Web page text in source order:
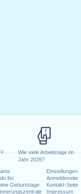
Wie viele Arbeitstage im
Jahr 2026?
list
Geburtstage
Einstellungen
Anmeldeseite
Kontakt-Seite
Impressum